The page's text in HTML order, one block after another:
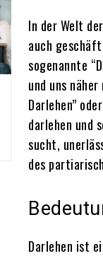
In der Welt
auch
sogenannte
und uns
Darlehen”
darlehen und
sucht,
des
Darlehen ist